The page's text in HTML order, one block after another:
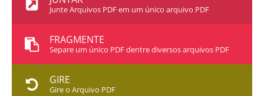
Junte Arquivos PDF em um único arquivo PDF
FRAGMENTE
Separe um único PDF dentre diversos arquivos PDF
GIRE
Gire o Arquivo PDF